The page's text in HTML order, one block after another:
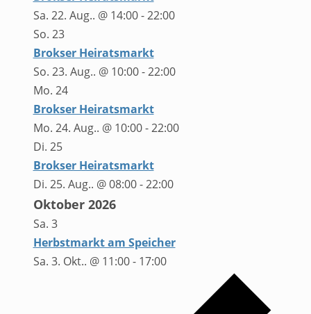
Sa. 22. Aug.. @ 14:00-22:00
So. 23
Brokser Heiratsmarkt
So. 23. Aug.. @ 10:00-22:00
Mo. 24
Brokser Heiratsmarkt
Mo. 24. Aug.. @ 10:00-22:00
Di. 25
Brokser Heiratsmarkt
Di. 25. Aug.. @ 08:00-22:00
Oktober 2026
Sa. 3
Herbstmarkt am Speicher
Sa. 3. Okt.. @ 11:00- 17:00